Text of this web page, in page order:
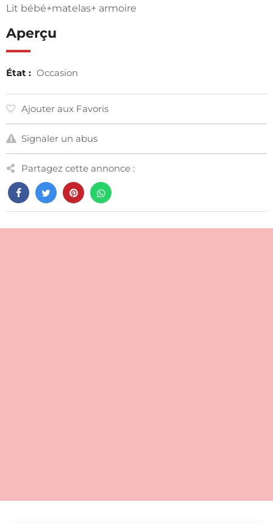
Lit bébé+matelas+ armoire
Aperçu
État : Occasion
Ajouter aux Favoris
Signaler un abus
Partagez cette annonce :